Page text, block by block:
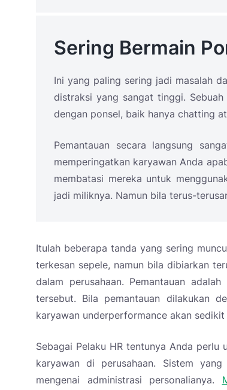
Sering Bermain
Ini yang paling sering jadi masalah
distraksi yang sangat tinggi.
dengan ponsel, baik hanya chatting
Pemantauan secara langsung
memperingatkan karyawan Anda
membatasi mereka untuk
jadi miliknya. Namun bila terus-
Itulah beberapa tanda yang sering
terkesan sepele, namun bila dibiarkan
dalam perusahaan. Pemantauan
tersebut. Bila pemantauan dilakukan
karyawan underperformance akan
Sebagai Pelaku HR tentunya Anda
karyawan di perusahaan. Sistem
mengenai administrasi personalianya.